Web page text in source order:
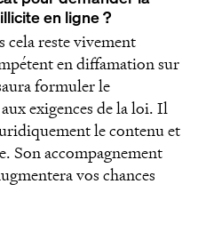
en ligne ?
cela reste vivement
en diffamation sur
formuler le
exigences de la loi. Il
le contenu et
Son accompagnement
vos chances